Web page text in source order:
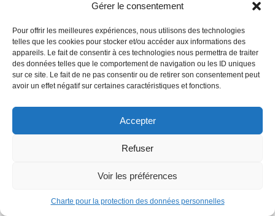
Gérer le consentement
Pour offrir les meilleures expériences, nous utilisons des technologies
telles que les cookies pour stocker et/ou accéder aux informations des
appareils. Le fait de consentir à ces technologies nous permettra de traiter
des données telles que le comportement de navigation ou les ID uniques
sur ce site. Le fait de ne pas consentir ou de retirer son consentement peut
avoir un effet négatif sur certaines caractéristiques et fonctions.
Accepter
Refuser
Voir les préférences
Charte pour la protection des données personnelles
© ALL RIGHTS RESERVED. URBAN COMICS POUR LES
ÉDITIONS FRANÇAISES.